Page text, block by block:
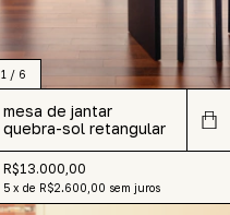
1 / 6
mesa de jantar
quebra-sol retangular
R$13.000,00
5 x de R$2.600,00 sem juros